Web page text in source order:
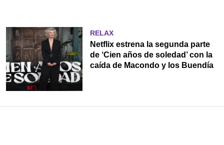
RELAX
Netflix estrena la segunda parte
de ‘Cien años de soledad’ con la
caída de Macondo y los Buendía